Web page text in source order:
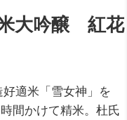
大吟醸 紅花
適米「雪女神」を
間かけて精米。杜氏